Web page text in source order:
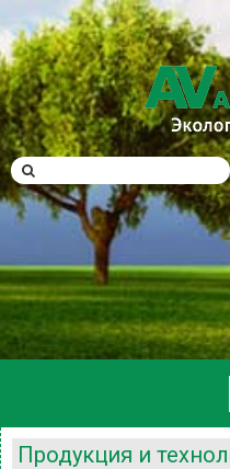
Продукция и